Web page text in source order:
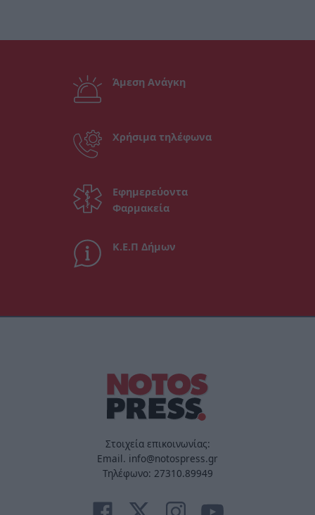
Άμεση Ανάγκη
Χρήσιμα τηλέφωνα
Εφημερεύοντα
Φαρμακεία
Κ.Ε.Π Δήμων
Στοιχεία επικοινωνίας:
Email. info@notospress.gr
Τηλέφωνο: 27310.89949